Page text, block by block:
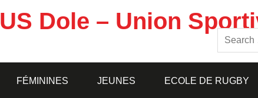
US Dole – Union
FÉMININES JEUNES ECOLE DE RUGBY